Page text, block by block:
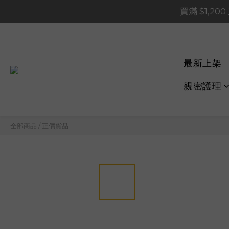
買滿
買滿
📢 系統維護通知 –
買滿
最新上架
親密護理
全部商品 / 正價貨品